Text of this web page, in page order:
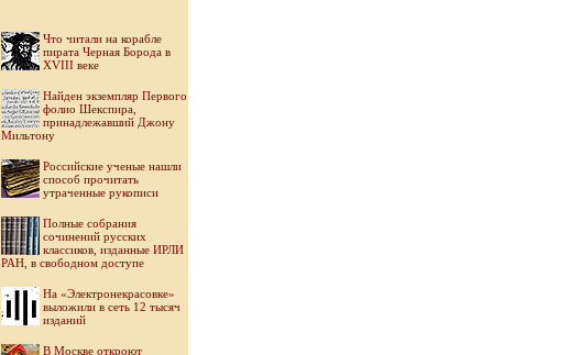
Что читали на корабле
пирата Черная Борода в
XVIII веке
Найден экземпляр Первого
фолио Шекспира,
принадлежавший Джону
Мильтону
Российские ученые нашли
способ прочитать
утраченные рукописи
Полные собрания
сочинений русских
классиков, изданные ИРЛИ
РАН, в свободном доступе
На «Электронекрасовке»
выложили в сеть 12 тысяч
изданий
В Москве откроют